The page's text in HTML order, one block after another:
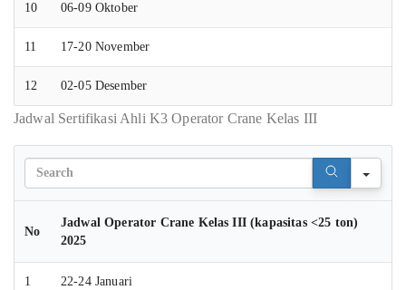
10 06-09 Oktober
11 17-20 November
12 02-05 Desember
Jadwal Sertifikasi Ahli K3 Operator Crane Kelas III
No
Jadwal Operator Crane Kelas III (kapasitas <25 ton)
2025
1 22-24 Januari